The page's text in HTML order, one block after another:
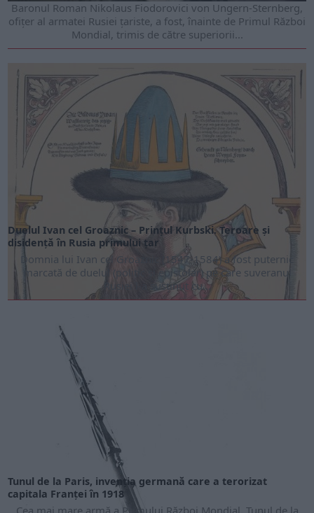
Baronul Roman Nikolaus Fiodorovici von Ungern-Sternberg,
ofițer al armatei Rusiei țariste, a fost, înain­te de Primul Război
Mon­dial, trimis de către superiorii...
Duelul Ivan cel Groaznic – Prințul Kurbski. Teroare și
disidență în Rusia primului țar
Domnia lui Ivan cel Groaznic (1547-1584) a fost puternic
marca­tă de duelul (politic și epistolar) pe care suve­ranul
Rusiei l-a susținut cu...
Tunul de la Paris, invenția germană care a terorizat
capitala Franței în 1918
Cea mai mare armă a Pri­mului Război Mondial, Tunul de la